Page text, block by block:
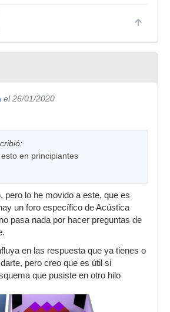
el 26/01/2020
en principiantes
pero lo he movido a este, que es
un foro específico de Acústica
pasa nada por hacer preguntas de
en las respuesta que ya tienes o
pero creo que es útil si
que pusiste en otro hilo